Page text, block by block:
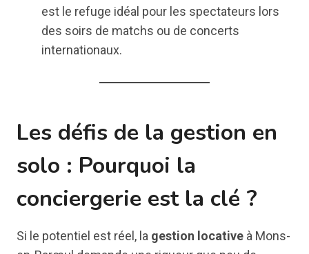
est le refuge idéal pour les spectateurs lors
des soirs de matchs ou de concerts
internationaux.
Les défis de la gestion en
solo : Pourquoi la
conciergerie est la clé ?
Si le potentiel est réel, la gestion locative à Mons-